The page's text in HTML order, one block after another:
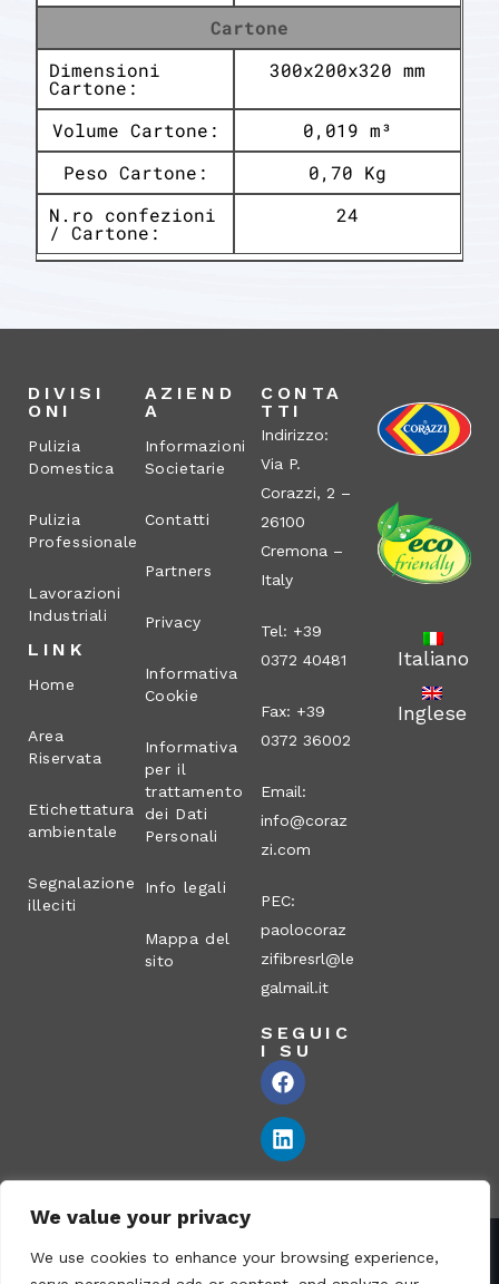
We value your privacy
We use cookies to enhance your browsing experience,
Cartone
Dimensioni
Cartone:
300x200x320 mm
Volume Cartone:
0,019 m³
Peso Cartone:
0,70 Kg
N.ro confezioni
/ Cartone:
24
DIVISI
ONI
Pulizia
Domestica
Pulizia
Professionale
Lavorazioni
Industriali
LINK
Home
Area
Riservata
Etichettatura
ambientale
Segnalazione
illeciti
AZIEND
A
Informazioni
Societarie
Contatti
Partners
Privacy
Informativa
Cookie
Informativa
per il
trattamento
dei Dati
Personali
Info legali
Mappa del
sito
CONTA
TTI
Indirizzo:
Via P.
Corazzi, 2 –
26100
Cremona –
Italy
Tel: +39
0372 40481
Fax: +39
0372 36002
Email:
info@coraz
zi.com
PEC:
paolocoraz
zifibresrl@le
galmail.it
SEGUIC
I SU
Italiano
Inglese
Corazzi Fibre S.r.l. – Via P. Corazzi, 2 – 26100 Cremona –